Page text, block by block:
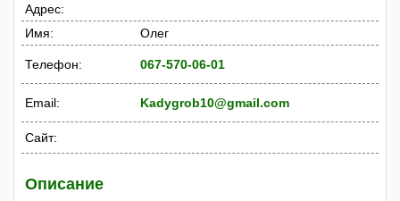
Адрес:
Имя:
Олег
Телефон: 067-570-06-01
Email: Kadygrob10@gmail.com
Сайт:
Описание